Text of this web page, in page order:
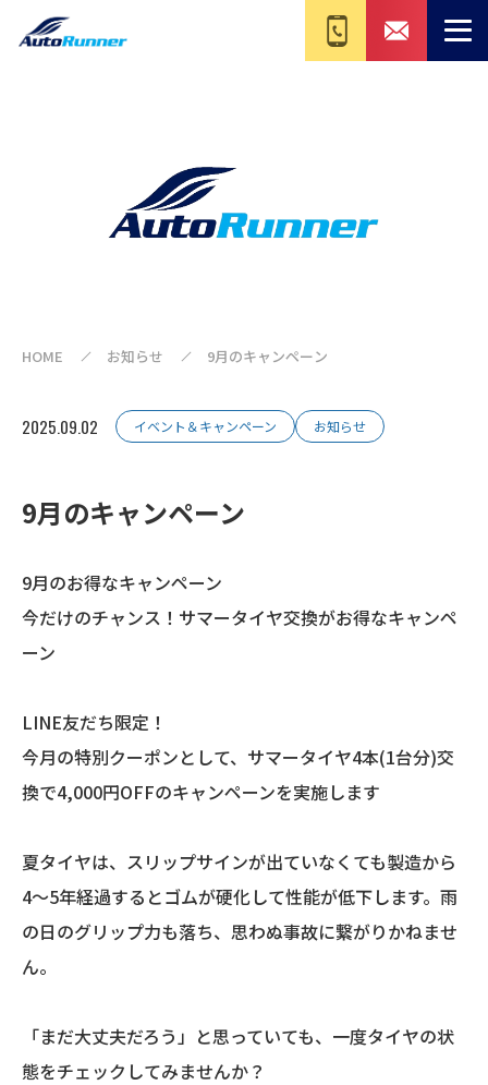
HOME お知らせ 9月のキャンペーン
2025.09.02 イベント＆キャンペーン お知らせ
9月のキャンペーン
9月のお得なキャンペーン
今だけのチャンス！サマータイヤ交換がお得なキャンペ
ーン
LINE友だち限定！
今月の特別クーポンとして、サマータイヤ4本(1台分)交
換で4,000円OFFのキャンペーンを実施します
夏タイヤは、スリップサインが出ていなくても製造から
4〜5年経過するとゴムが硬化して性能が低下します。雨
の日のグリップ力も落ち、思わぬ事故に繋がりかねませ
ん。
「まだ大丈夫だろう」と思っていても、一度タイヤの状
態をチェックしてみませんか？